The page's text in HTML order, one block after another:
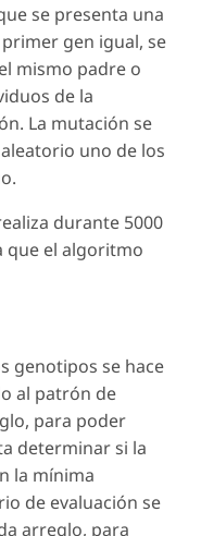
se presenta una
gen igual, se
mismo padre o
de la
La mutación se
uno de los
durante 5000
que el algoritmo
genotipos se hace
al patrón de
para poder
determinar si la
la mínima
de evaluación se
arreglo, para